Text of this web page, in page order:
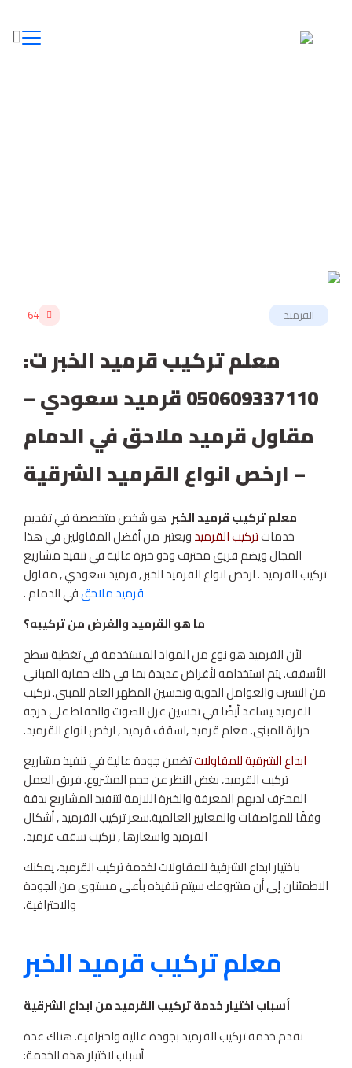
القرميد 64
معلم تركيب قرميد الخبر ت:
050609337110 قرميد سعودي –
مقاول قرميد ملاحق في الدمام
– ارخص انواع القرميد الشرقية
معلم تركيب قرميد الخبر هو شخص متخصصة في تقديم
خدماتتركيب القرميدويعتبر من أفضل المقاولين في هذا
المجال ويضم فريق محترف وذو خبرة عالية في تنفيذ مشاريع
تركيب القرميد . ارخص انواع القرميد الخبر , قرميد سعودي , مقاول
قرميد ملاحقفي الدمام .
ما هو القرميد والغرض من تركيبه؟
لأن القرميد هو نوع من المواد المستخدمة في تغطية سطح
الأسقف. يتم استخدامه لأغراض عديدة بما في ذلك حماية المباني
من التسرب والعوامل الجوية وتحسين المظهر العام للمبنى. تركيب
القرميد يساعد أيضًا في تحسين عزل الصوت والحفاظ على درجة
حرارة المبنى. معلم قرميد ,اسقف قرميد , ارخص انواع القرميد.
ابداع الشرقية للمقاولاتتضمن جودة عالية في تنفيذ مشاريع
تركيب القرميد، بغض النظر عن حجم المشروع. فريق العمل
المحترف لديهم المعرفة والخبرة اللازمة لتنفيذ المشاريع بدقة
وفقًا للمواصفات والمعايير العالمية.سعر تركيب القرميد , أشكال
القرميد واسعارها , تركيب سقف قرميد.
باختيار ابداع الشرقية للمقاولات لخدمة تركيب القرميد، يمكنك
الاطمئنان إلى أن مشروعك سيتم تنفيذه بأعلى مستوى من الجودة
والاحترافية.
معلم تركيب قرميد الخبر
أسباب اختيار خدمة تركيب القرميد من ابداع الشرقية
نقدم خدمة تركيب القرميد بجودة عالية واحترافية. هناك عدة
أسباب لاختيار هذه الخدمة: